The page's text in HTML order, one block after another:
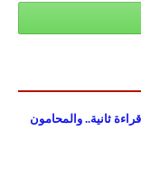
ثانية.. والمحامون